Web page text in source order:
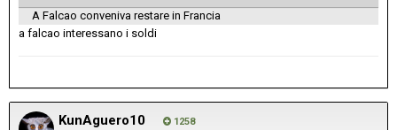
A Falcao conveniva restare in Francia
a falcao interessano i soldi
KunAguero10 1258